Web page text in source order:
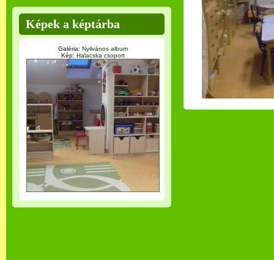
Képek a képtárba
Galéria: Nyilvános album
Kép: Halacska csoport